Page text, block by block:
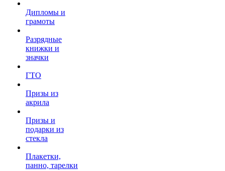
Дипломы и
грамоты
Разрядные
книжки и
значки
ГТО
Призы из
акрила
Призы и
подарки из
стекла
Плакетки,
панно, тарелки